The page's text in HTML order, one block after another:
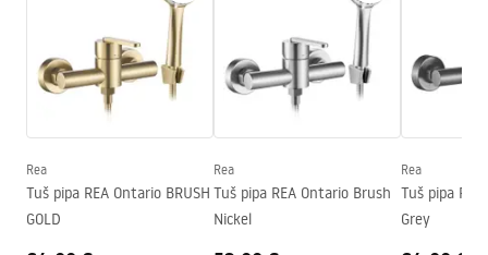
Tehnologija premazivanja
PVD
Promjer priključka
1/2 cola
Jamstvo
Jamstveni uvjeti
Warranty_Terms_and_Conditions_Faucets_-_5.pdf
Rea
Tuš pipa REA Ontario BRUSH
GOLD
Rea
Tuš pipa REA Ontario Brush
Nickel
Rea
Tuš pipa
Grey